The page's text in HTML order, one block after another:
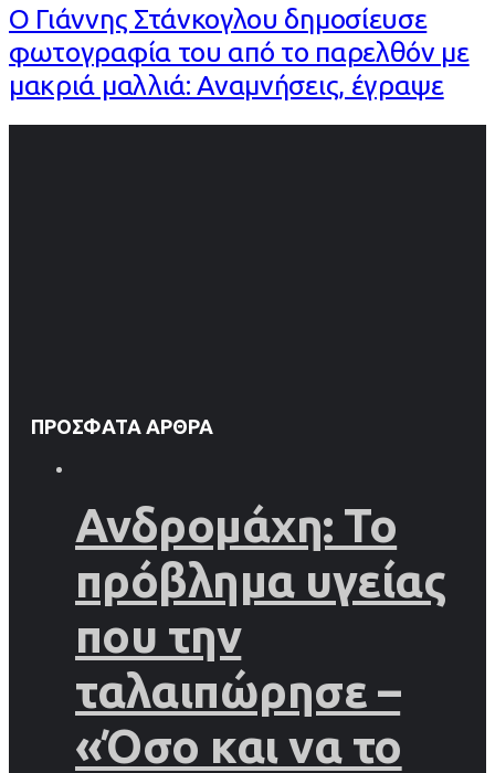
Ο Γιάννης Στάνκογλου δημοσίευσε
φωτογραφία του από το παρελθόν με
μακριά μαλλιά: Αναμνήσεις, έγραψε
ΠΡΌΣΦΑΤΑ ΆΡΘΡΑ
Ανδρομάχη: Το
πρόβλημα υγείας
που την
ταλαιπώρησε –
«Όσο και να το